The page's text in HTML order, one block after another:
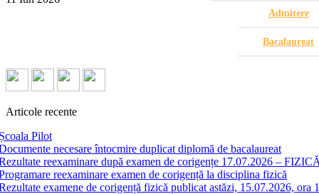
Admitere
Bacalaureat
Articole recente
Pilot
necesare întocmire duplicat diplomă de bacalaureat
reexaminare după examen de corigențe 17.07.2026 –
reexaminare examen de corigență la disciplina fizică
examene de corigență fizică publicat astăzi, 15.07.2026, ora